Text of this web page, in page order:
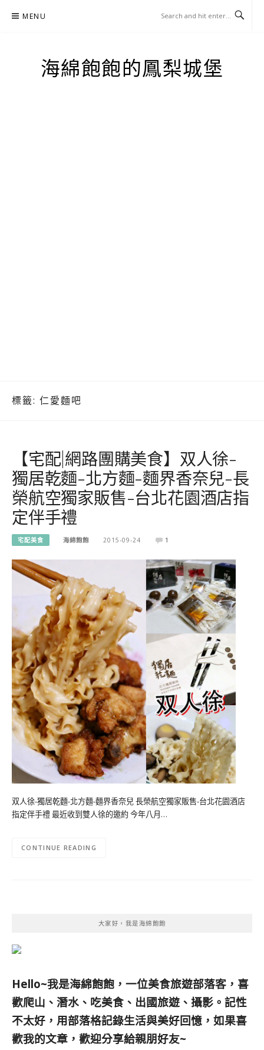
MENU
海綿飽飽的鳳梨城堡
標籤: 仁愛麵吧
【宅配|網路團購美食】双人徐-
獨居乾麵-北方麵-麵界香奈兒-長
榮航空獨家販售-台北花園酒店指
定伴手禮
宅配美食 海綿飽飽 2015-09-24 1
双人徐-獨居乾麵-北方麵-麵界香奈兒 長榮航空獨家販售-台北花園酒店
指定伴手禮 最近收到雙人徐的邀約 今年八月…
CONTINUE READING
大家好，我是海綿飽飽
Hello~我是海綿飽飽，一位美食旅遊部落客， 喜
歡爬山、潛水、吃美食、出國旅遊、攝影。 記性
不太好，用部落格記錄生活與美好回憶， 如果喜
歡我的文章，歡迎分享給親朋好友~